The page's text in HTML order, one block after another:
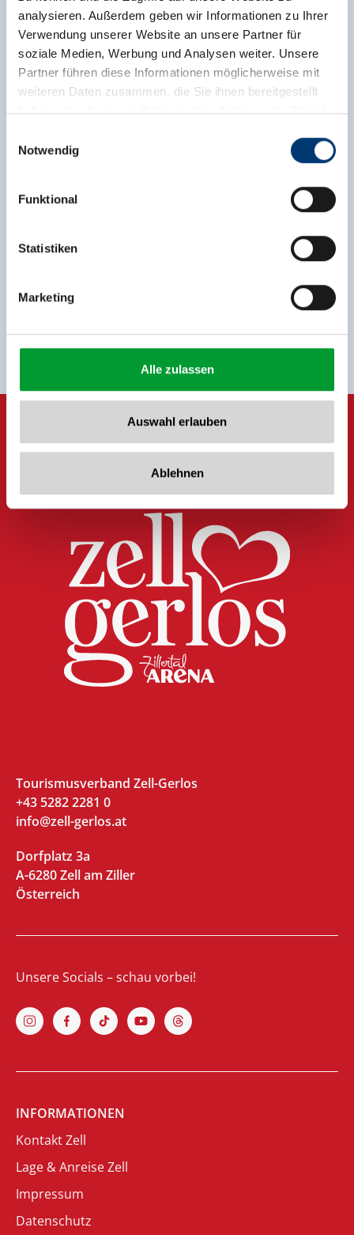
analysieren. Außerdem geben wir Informationen zu Ihrer
Verwendung unserer Website an unsere Partner für
soziale Medien, Werbung und Analysen weiter. Unsere
Partner führen diese Informationen möglicherweise mit
weiteren Daten zusammen, die Sie ihnen bereitgestellt
haben oder die sie im Rahmen Ihrer Nutzung der Dienste
Rohr 23// A-6280 Zell am Ziller
www.zillertalarena.com
Notwendig
Funktional
Statistiken
Marketing
Alle zulassen
Auswahl erlauben
Ablehnen
Jetzt für den newsletter
Tourismusverband Zell-Gerlos
+43 5282 2281 0
info@zell-gerlos.at
Dorfplatz 3a
A-6280 Zell am Ziller
Österreich
Unsere Socials – schau vorbei!
INFORMATIONEN
Kontakt Zell
Lage & Anreise Zell
Impressum
Datenschutz